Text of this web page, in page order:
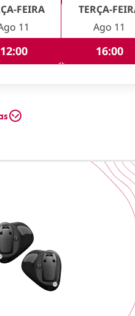
FEIRA
11
12:00
TERÇA-
Ago 11
16:00